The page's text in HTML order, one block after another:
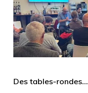
Des tables-rondes…